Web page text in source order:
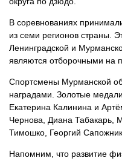
В соревнованиях
из семи регионов страны.
Ленинградской и
являются отборочными на
Спортсмены Мурманской
наградами. Золотые
Екатерина Калинина и
Чернова, Диана Табакарь,
Тимошко, Георгий
Напомним, что развитие